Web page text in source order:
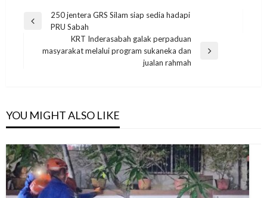
Post
navigation
Previous
250 jentera GRS Silam siap sedia hadapi
PRU Sabah
Next
KRT Inderasabah galak perpaduan
masyarakat melalui program sukaneka dan
jualan rahmah
YOU MIGHT ALSO LIKE